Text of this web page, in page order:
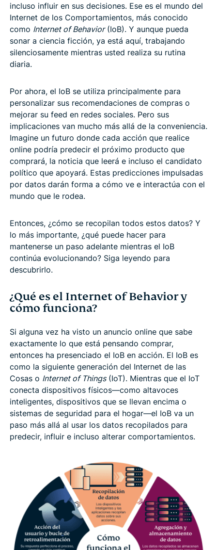
incluso influir en sus decisiones. Ese es el mundo del
Internet de los Comportamientos, más conocido
como Internet of Behavior(IoB). Y aunque pueda
sonar a ciencia ficción, ya está aquí, trabajando
silenciosamente mientras usted realiza su rutina
diaria.
Por ahora, el IoB se utiliza principalmente para
personalizar sus recomendaciones de compras o
mejorar su feed en redes sociales. Pero sus
implicaciones van mucho más allá de la conveniencia.
Imagine un futuro donde cada acción que realice
online podría predecir el próximo producto que
comprará, la noticia que leerá e incluso el candidato
político que apoyará. Estas predicciones impulsadas
por datos darán forma a cómo ve e interactúa con el
mundo que le rodea.
Entonces, ¿cómo se recopilan todos estos datos? Y
lo más importante, ¿qué puede hacer para
mantenerse un paso adelante mientras el IoB
continúa evolucionando? Siga leyendo para
descubrirlo.
¿Qué es el Internet of Behavior y
cómo funciona?
Si alguna vez ha visto un anuncio online que sabe
exactamente lo que está pensando comprar,
entonces ha presenciado el IoB en acción. El IoB es
como la siguiente generación del Internet de las
Cosas o Internet of Things(IoT). Mientras que el IoT
conecta dispositivos físicos—como altavoces
inteligentes, dispositivos que se llevan encima o
sistemas de seguridad para el hogar—el IoB va un
paso más allá al usar los datos recopilados para
predecir, influir e incluso alterar comportamientos.